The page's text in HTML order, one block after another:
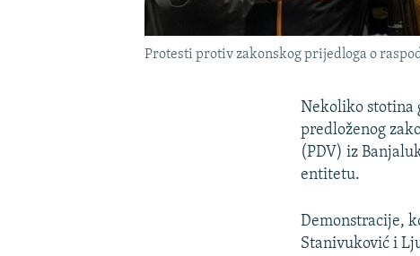
Protesti protiv zakonskog prijedloga o
Nekoliko stotina
predloženog
(PDV) iz
entitetu.
Demonstracije,
Stanivuković i